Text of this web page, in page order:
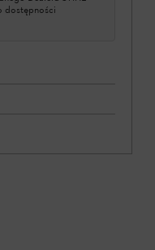
dostępności